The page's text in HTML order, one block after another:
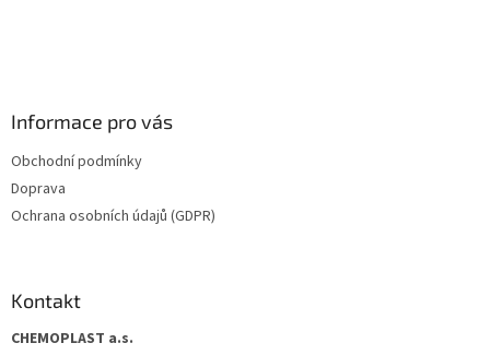
Informace pro vás
Obchodní podmínky
Doprava
Ochrana osobních údajů (GDPR)
Kontakt
CHEMOPLAST a.s.